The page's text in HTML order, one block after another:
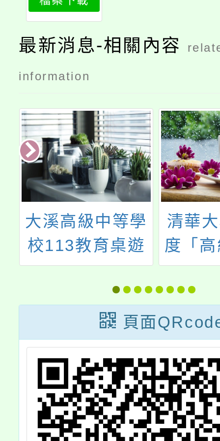
最新消息-相關內容
information
大溪高級中等學
校113教育桌遊
及數位遊戲發展
清華
度「
下學
進修
分班
頁面